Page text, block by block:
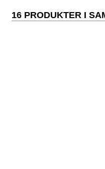
16 PRODUKTER I